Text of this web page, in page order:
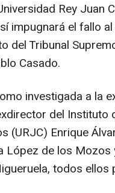
Rey Juan
impugnará el fallo
del Tribunal
Casado.
investigada a la
del Instituto
(URJC) Enrique
López de los
todos